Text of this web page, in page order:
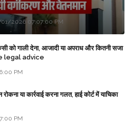
2026 07:07:00 PM
को गाली देना, आजादी या अपराध और कितनी सजा
legal advice
PM
या कार्रवाई करना गलत, हाई कोर्ट में याचिका
PM